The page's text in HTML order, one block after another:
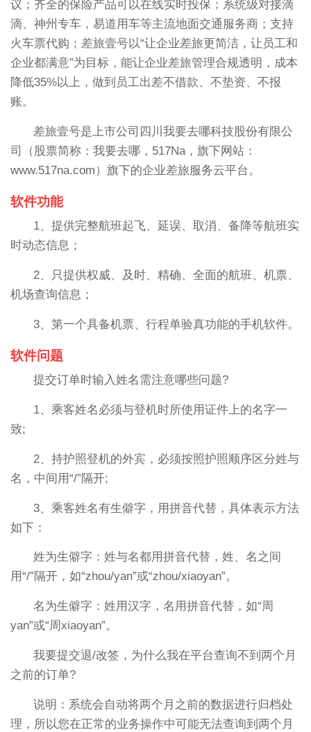
议；齐全的保险产品可以在线实时投保；系统级对接滴
滴、神州专车，易道用车等主流地面交通服务商；支持
火车票代购；差旅壹号以“让企业差旅更简洁，让员工和
企业都满意”为目标，能让企业差旅管理合规透明，成本
降低35%以上，做到员工出差不借款、不垫资、不报
账。
差旅壹号是上市公司四川我要去哪科技股份有限公
司（股票简称：我要去哪，517Na，旗下网站：
www.517na.com）旗下的企业差旅服务云平台。
软件功能
1、提供完整航班起飞、延误、取消、备降等航班实
时动态信息；
2、只提供权威、及时、精确、全面的航班、机票、
机场查询信息；
3、第一个具备机票、行程单验真功能的手机软件。
软件问题
提交订单时输入姓名需注意哪些问题?
1、乘客姓名必须与登机时所使用证件上的名字一
致;
2、持护照登机的外宾，必须按照护照顺序区分姓与
名，中间用“/”隔开;
3、乘客姓名有生僻字，用拼音代替，具体表示方法
如下：
姓为生僻字：姓与名都用拼音代替，姓、名之间
用“/”隔开，如“zhou/yan”或“zhou/xiaoyan”。
名为生僻字：姓用汉字，名用拼音代替，如“周
yan”或“周xiaoyan”。
我要提交退/改签，为什么我在平台查询不到两个月
之前的订单?
说明：系统会自动将两个月之前的数据进行归档处
理，所以您在正常的业务操作中可能无法查询到两个月